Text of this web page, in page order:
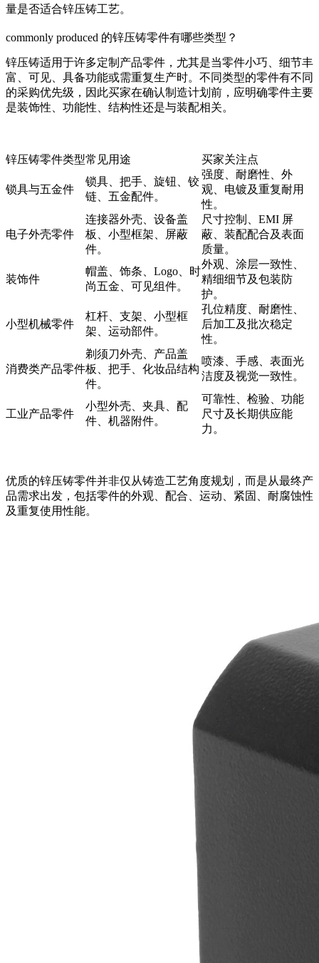
量是否适合锌压铸工艺。
commonly produced 的锌压铸零件有哪些类型？
锌压铸适用于许多定制产品零件，尤其是当零件小巧、细节丰
富、可见、具备功能或需重复生产时。不同类型的零件有不同
的采购优先级，因此买家在确认制造计划前，应明确零件主要
是装饰性、功能性、结构性还是与装配相关。
锌压铸零件类型常见用途 买家关注点
锁具与五金件
锁具、把手、旋钮、铰
链、五金配件。
强度、耐磨性、外
观、电镀及重复耐用
性。
电子外壳零件
连接器外壳、设备盖
板、小型框架、屏蔽
件。
尺寸控制、EMI 屏
蔽、装配配合及表面
质量。
装饰件
帽盖、饰条、Logo、时
尚五金、可见组件。
外观、涂层一致性、
精细细节及包装防
护。
小型机械零件
杠杆、支架、小型框
架、运动部件。
孔位精度、耐磨性、
后加工及批次稳定
性。
消费类产品零件
剃须刀外壳、产品盖
板、把手、化妆品结构
件。
喷漆、手感、表面光
洁度及视觉一致性。
工业产品零件
小型外壳、夹具、配
件、机器附件。
可靠性、检验、功能
尺寸及长期供应能
力。
优质的锌压铸零件并非仅从铸造工艺角度规划，而是从最终产
品需求出发，包括零件的外观、配合、运动、紧固、耐腐蚀性
及重复使用性能。